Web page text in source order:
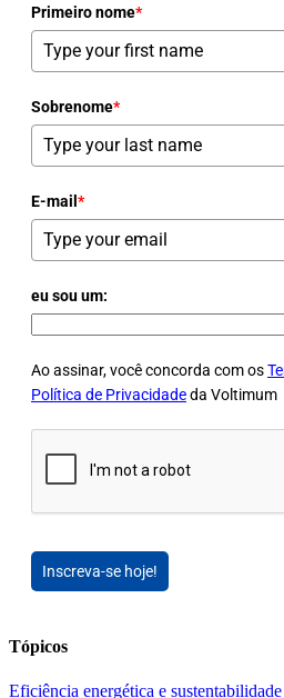
Primeiro nome*
Sobrenome*
E-mail *
eu sou um:
Ao assinar, você concorda com os
Política de Privacidadeda Voltimum
Inscreva-se hoje!
Tópicos
Eficiência energética e sustentabilidade